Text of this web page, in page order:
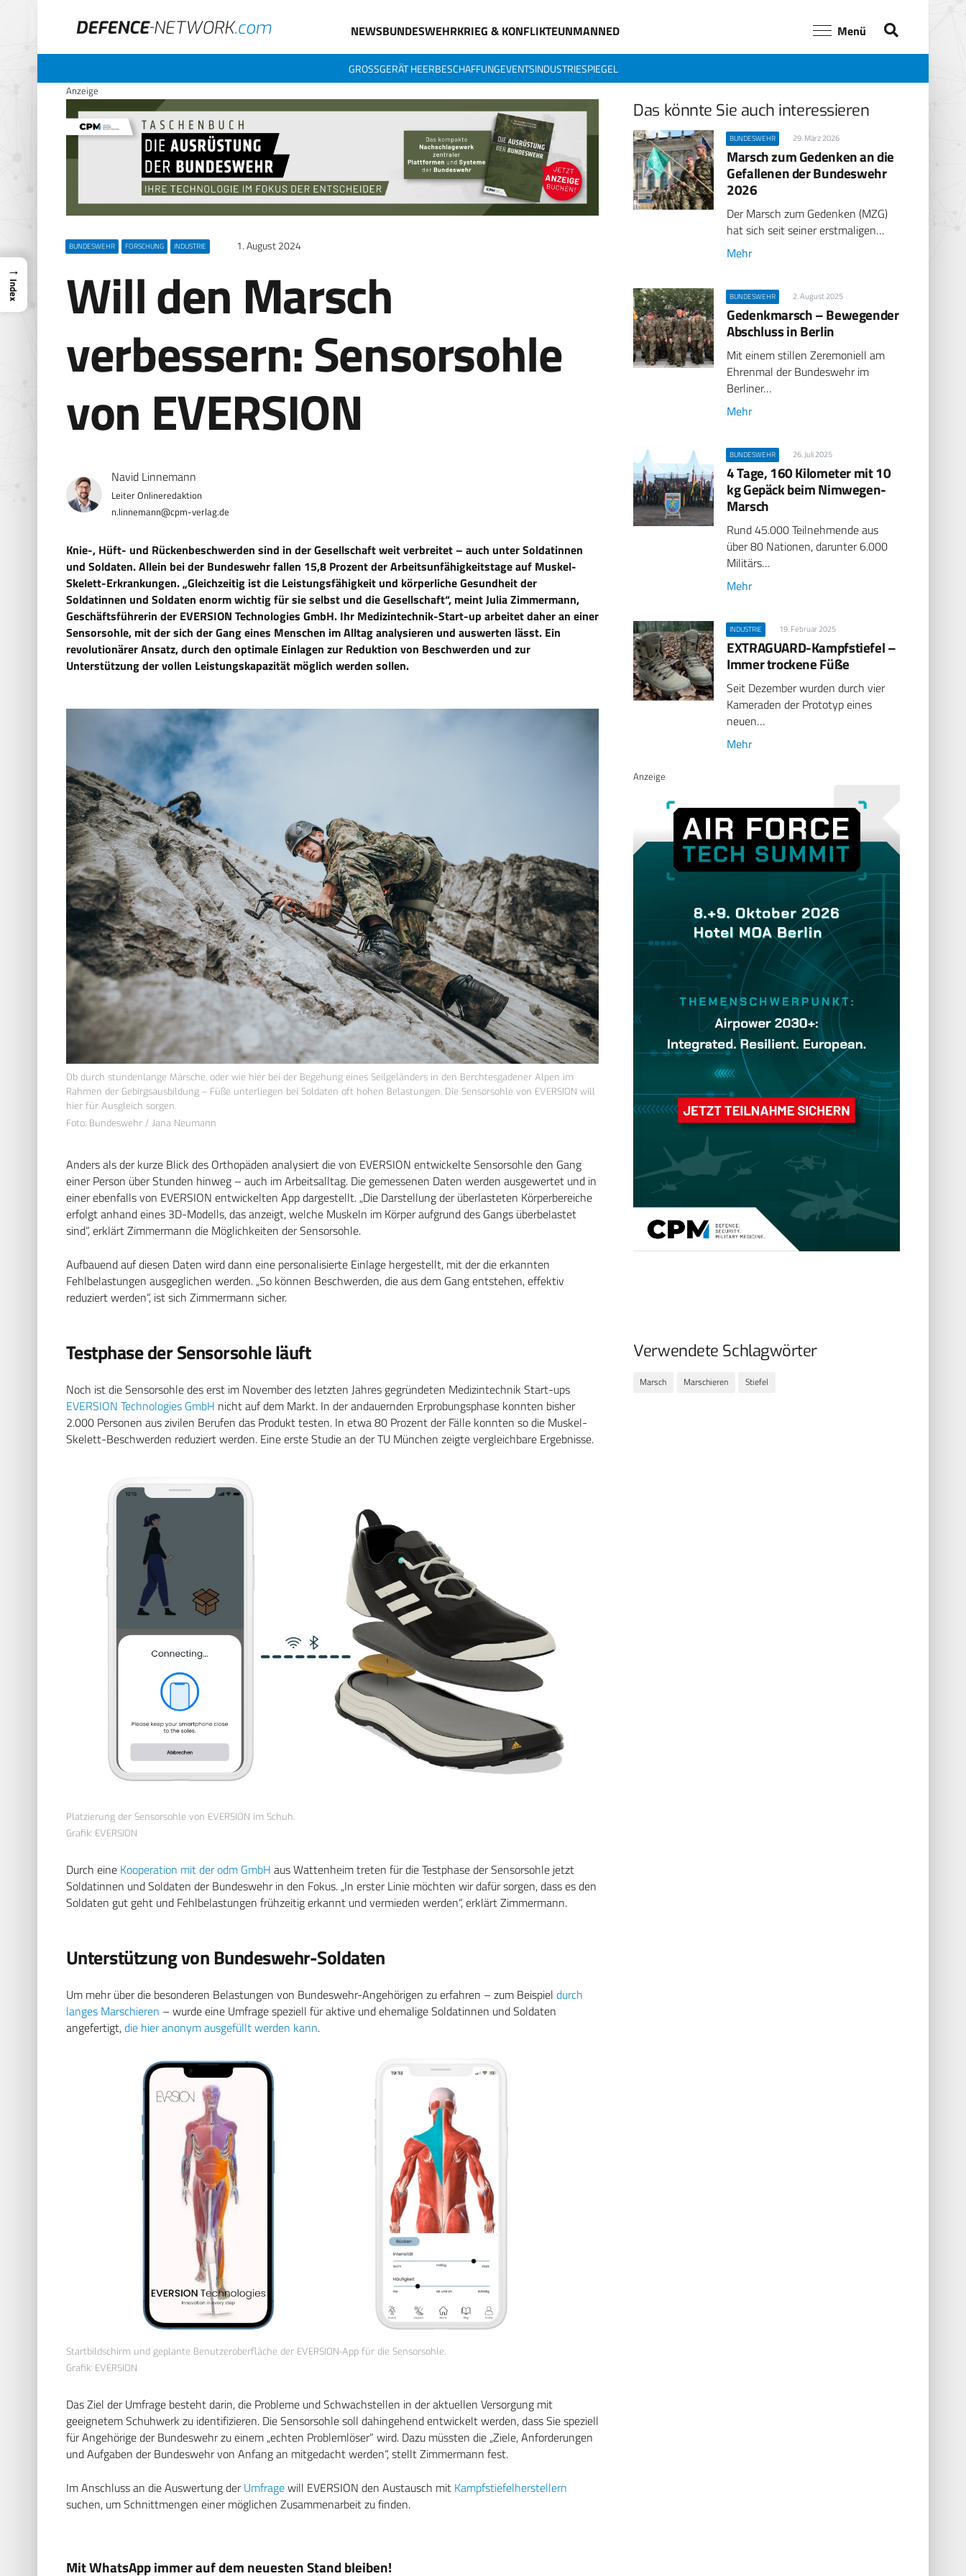
NEWSBUNDESWEHRKRIEG & KONFLIKTEUNMANNED Menü
GROSSGERÄT HEERBESCHAFFUNGEVENTSINDUSTRIESPIEGEL
Anzeige
BUNDESWEHR FORSCHUNG INDUSTRIE 1. August 2024
Will den Marsch
verbessern: Sensorsohle
von EVERSION
Navid Linnemann
Leiter Onlineredaktion
n.linnemann@cpm-verlag.de
Knie-, Hüft- und Rückenbeschwerden sind in der Gesellschaft weit verbreitet – auch unter Soldatinnen
und Soldaten. Allein bei der Bundeswehr fallen 15,8 Prozent der Arbeitsunfähigkeitstage auf Muskel-
Skelett-Erkrankungen. „Gleichzeitig ist die Leistungsfähigkeit und körperliche Gesundheit der
Soldatinnen und Soldaten enorm wichtig für sie selbst und die Gesellschaft“, meint Julia Zimmermann,
Geschäftsführerin der EVERSION Technologies GmbH. Ihr Medizintechnik-Start-up arbeitet daher an einer
Sensorsohle, mit der sich der Gang eines Menschen im Alltag analysieren und auswerten lässt. Ein
revolutionärer Ansatz, durch den optimale Einlagen zur Reduktion von Beschwerden und zur
Unterstützung der vollen Leistungskapazität möglich werden sollen.
Ob durch stundenlange Märsche, oder wie hier bei der Begehung eines Seilgeländers in den Berchtesgadener Alpen im
Rahmen der Gebirgsausbildung – Füße unterliegen bei Soldaten oft hohen Belastungen. Die Sensorsohle von EVERSION will
hier für Ausgleich sorgen.
Foto: Bundeswehr / Jana Neumann
Anders als der kurze Blick des Orthopäden analysiert die von EVERSION entwickelte Sensorsohle den Gang
einer Person über Stunden hinweg – auch im Arbeitsalltag. Die gemessenen Daten werden ausgewertet und in
einer ebenfalls von EVERSION entwickelten App dargestellt. „Die Darstellung der überlasteten Körperbereiche
erfolgt anhand eines 3D-Modells, das anzeigt, welche Muskeln im Körper aufgrund des Gangs überbelastet
sind“, erklärt Zimmermann die Möglichkeiten der Sensorsohle.
Aufbauend auf diesen Daten wird dann eine personalisierte Einlage hergestellt, mit der die erkannten
Fehlbelastungen ausgeglichen werden. „So können Beschwerden, die aus dem Gang entstehen, effektiv
reduziert werden“, ist sich Zimmermann sicher.
Testphase der Sensorsohle läuft
Noch ist die Sensorsohle des erst im November des letzten Jahres gegründeten Medizintechnik Start-ups
EVERSION Technologies GmbH nicht auf dem Markt. In der andauernden Erprobungsphase konnten bisher
2.000 Personen aus zivilen Berufen das Produkt testen. In etwa 80 Prozent der Fälle konnten so die Muskel-
Skelett-Beschwerden reduziert werden. Eine erste Studie an der TU München zeigte vergleichbare Ergebnisse.
Platzierung der Sensorsohle von EVERSION im Schuh.
Grafik: EVERSION
Durch eine Kooperation mit der odm GmbH aus Wattenheim treten für die Testphase der Sensorsohle jetzt
Soldatinnen und Soldaten der Bundeswehr in den Fokus. „In erster Linie möchten wir dafür sorgen, dass es den
Soldaten gut geht und Fehlbelastungen frühzeitig erkannt und vermieden werden“, erklärt Zimmermann.
Unterstützung von Bundeswehr-Soldaten
Um mehr über die besonderen Belastungen von Bundeswehr-Angehörigen zu erfahren – zum Beispiel durch
langes Marschieren – wurde eine Umfrage speziell für aktive und ehemalige Soldatinnen und Soldaten
angefertigt,die hier anonym ausgefüllt werden kann.
Startbildschirm und geplante Benutzeroberfläche der EVERSION-App für die Sensorsohle.
Grafik: EVERSION
Das Ziel der Umfrage besteht darin, die Probleme und Schwachstellen in der aktuellen Versorgung mit
geeignetem Schuhwerk zu identifizieren. Die Sensorsohle soll dahingehend entwickelt werden, dass Sie speziell
für Angehörige der Bundeswehr zu einem „echten Problemlöser“ wird. Dazu müssten die „Ziele, Anforderungen
und Aufgaben der Bundeswehr von Anfang an mitgedacht werden“, stellt Zimmermann fest.
Im Anschluss an die Auswertung derUmfragewill EVERSION den Austausch mit Kampfstiefelherstellern
suchen, um Schnittmengen einer möglichen Zusammenarbeit zu finden.
Mit WhatsApp immer auf dem neuesten Stand bleiben!
Das könnte Sie auch interessieren
BUNDESWEHR 29. März 2026
Marsch zum Gedenken an die
Gefallenen der Bundeswehr
2026
Der Marsch zum Gedenken (MZG)
hat sich seit seiner erstmaligen…
Mehr
BUNDESWEHR 2. August 2025
Gedenkmarsch – Bewegender
Abschluss in Berlin
Mit einem stillen Zeremoniell am
Ehrenmal der Bundeswehr im
Berliner…
Mehr
BUNDESWEHR 26. Juli 2025
4 Tage, 160 Kilometer mit 10
kg Gepäck beim Nimwegen-
Marsch
Rund 45.000 Teilnehmende aus
über 80 Nationen, darunter 6.000
Militärs…
Mehr
INDUSTRIE 19. Februar 2025
EXTRAGUARD-Kampfstiefel –
Immer trockene Füße
Seit Dezember wurden durch vier
Kameraden der Prototyp eines
neuen…
Mehr
Anzeige
Verwendete Schlagwörter
Marsch Marschieren Stiefel
→
Index